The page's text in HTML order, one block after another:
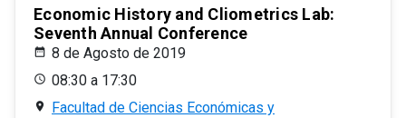
Economic History and Cliometrics Lab:
Seventh Annual Conference
8 de Agosto de 2019
08:30 a 17:30
Facultad de Ciencias Económicas y